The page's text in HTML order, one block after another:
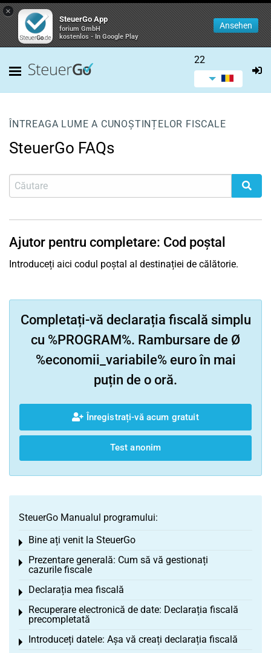
×
SteuerGo App
forium GmbH
kostenlos - In Google Play
Ansehen
22
ÎNTREAGA LUME A CUNOȘTINȚELOR FISCALE
SteuerGo FAQs
Ajutor pentru completare: Cod poștal
Introduceți aici codul poștal al destinației de călătorie.
Completați-vă declarația fiscală simplu
cu %PROGRAM%. Rambursare de Ø
%economii_variabile% euro în mai
puțin de o oră.
Înregistrați-vă acum gratuit
Test anonim
SteuerGo Manualul programului:
Bine ați venit la SteuerGo
Toggle menu
Prezentare generală: Cum să vă gestionați
cazurile fiscale
Toggle menu
Declarația mea fiscală
Toggle menu
Recuperare electronică de date: Declarația fiscală
precompletată
Toggle menu
Introduceți datele: Așa vă creați declarația fiscală
Toggle menu